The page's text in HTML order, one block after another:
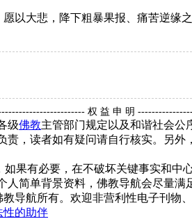
大悲，降下粗暴果报、痛苦逆缘
权 益 申 明
级佛教主管部门规定以及和谐社会公
，读者如有疑问请自行核实。另
果有必要，在不破坏关键事实和
简单背景资料，佛教导航会尽量满
导航所有。欢迎非营利性电子刊物
性的助伴